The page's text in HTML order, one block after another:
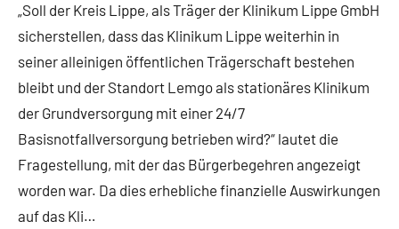
„Soll der Kreis Lippe, als Träger der Klinikum Lippe GmbH
sicherstellen, dass das Klinikum Lippe weiterhin in
seiner alleinigen öffentlichen Trägerschaft bestehen
bleibt und der Standort Lemgo als stationäres Klinikum
der Grundversorgung mit einer 24/7
Basisnotfallversorgung betrieben wird?“ lautet die
Fragestellung, mit der das Bürgerbegehren angezeigt
worden war. Da dies erhebliche finanzielle Auswirkungen
auf das Kli…